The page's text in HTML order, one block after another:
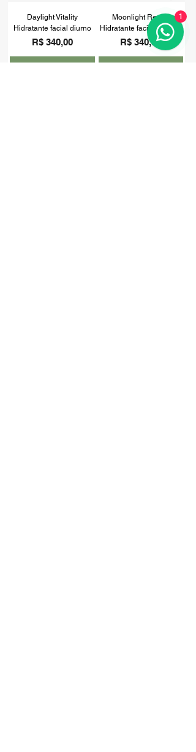
Daylight Vitality
Hidratante facial diurno
Preço
R$ 340,00
Moonlight Repair
Hidratante facial noturno
Preço
R$ 340,00
1